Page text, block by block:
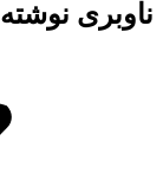
ناوبری نوشته